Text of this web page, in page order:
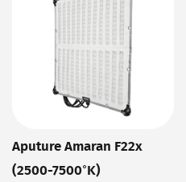
Aputure Amaran F22x
(2500-7500°K)